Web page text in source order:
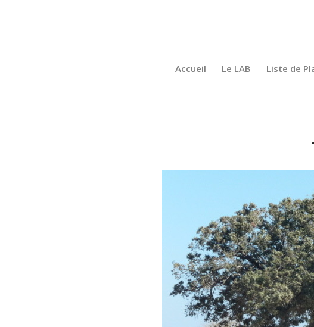
Accueil Le LAB Liste de